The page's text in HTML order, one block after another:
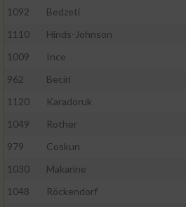
1092
Bedzeti
1110
Hinds-Johnson
1009
Ince
962
Beciri
1120
Karadoruk
1049
Rother
979
Coskun
1030
Makarine
1048
Röckendorf